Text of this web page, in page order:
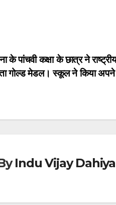
के पांचवी कक्षा के छात्र ने
गोल्ड मेडल। स्कूल ने किया अपने
Indu Vijay Dahiya